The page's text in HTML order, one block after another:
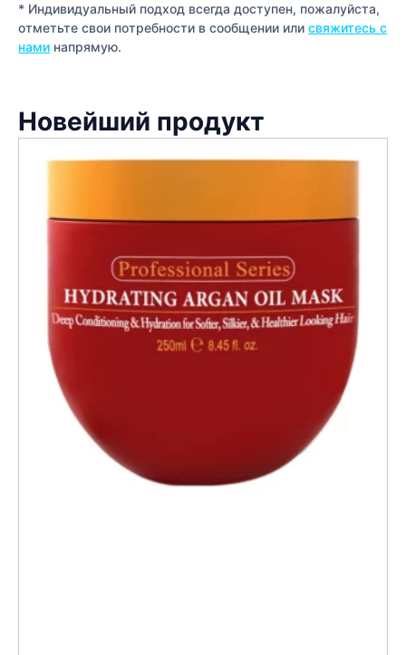
* Индивидуальный подход всегда доступен, пожалуйста,
отметьте свои потребности в сообщении или свяжитесь с
нами напрямую.
Новейший продукт